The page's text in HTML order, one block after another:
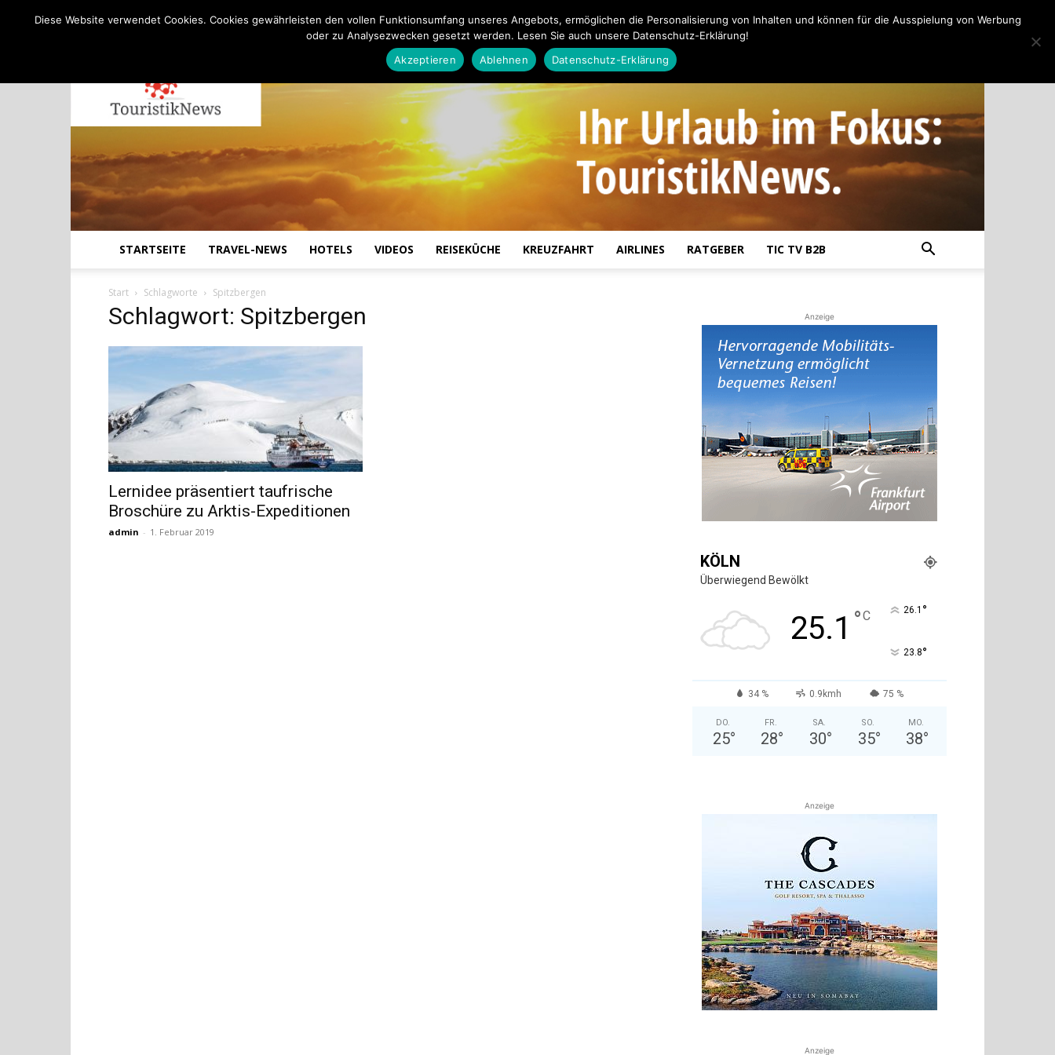
STARTSEITE TRAVEL-NEWS HOTELS VIDEOS REISEKÜCHE KREUZFAHRT AIRLINES RATGEBER TIC TV B2B
Start Schlagworte Spitzbergen
Schlagwort: Spitzbergen
Lernidee präsentiert taufrische
Broschüre zu Arktis-Expeditionen
admin - 1. Februar 2019
Anzeige
KÖLN
Überwiegend Bewölkt
25.1 °C 26.1 °
23.8°
34 % 0.9kmh 75 %
DO.
25°
FR.
28°
SA.
30°
SO.
35°
MO.
38°
Anzeige
Anzeige
Diese Website verwendet Cookies. Cookies gewährleisten den vollen Funktionsumfang unseres Angebots, ermöglichen die Personalisierung von Inhalten und können für die Ausspielung von Werbung
oder zu Analysezwecken gesetzt werden. Lesen Sie auch unsere Datenschutz-Erklärung!
Akzeptieren
Ablehnen Datenschutz-Erklärung